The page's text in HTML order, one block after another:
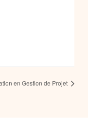
en Gestion de Projet